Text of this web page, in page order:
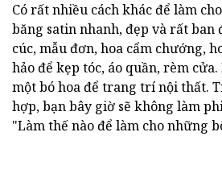
Có rất nhiều cách khác để làm
băng satin nhanh, đẹp và rất ban
cúc, mẫu đơn, hoa cẩm chướng,
hảo để kẹp tóc, áo quần, rèm
một bó hoa để trang trí nội thất.
hợp, bạn bây giờ sẽ không làm
"Làm thế nào để làm cho những